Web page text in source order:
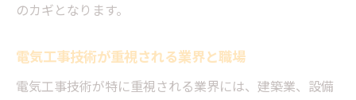
のカギとなります。
電気工事技術が重視される業界と職場
電気工事技術が特に重視される業界には、建築業、設備